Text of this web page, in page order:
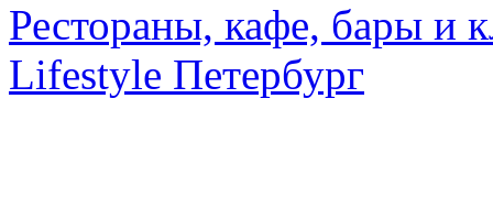
Рестораны, кафе, бары и
Lifestyle Петербург